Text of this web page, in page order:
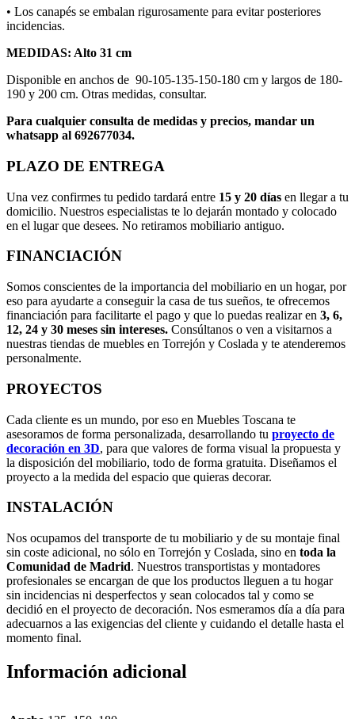
• Los canapés se embalan rigurosamente para evitar posteriores
incidencias.
MEDIDAS: Alto 31 cm
Disponible en anchos de 90-105-135-150-180 cm y largos de 180-
190 y 200 cm. Otras medidas, consultar.
Para cualquier consulta de medidas y precios, mandar un
whatsapp al 692677034.
PLAZO DE ENTREGA
Una vez confirmes tu pedido tardará entre 15 y 20 días en llegar a tu
domicilio. Nuestros especialistas te lo dejarán montado y colocado
en el lugar que desees. No retiramos mobiliario antiguo.
FINANCIACIÓN
Somos conscientes de la importancia del mobiliario en un hogar, por
eso para ayudarte a conseguir la casa de tus sueños, te ofrecemos
financiación para facilitarte el pago y que lo puedas realizar en 3, 6,
12, 24 y 30 meses sin intereses. Consúltanos o ven a visitarnos a
nuestras tiendas de muebles en Torrejón y Coslada y te atenderemos
personalmente.
PROYECTOS
Cada cliente es un mundo, por eso en Muebles Toscana te
asesoramos de forma personalizada, desarrollando tu proyecto de
decoración en 3D, para que valores de forma visual la propuesta y
la disposición del mobiliario, todo de forma gratuita. Diseñamos el
proyecto a la medida del espacio que quieras decorar.
INSTALACIÓN
Nos ocupamos del transporte de tu mobiliario y de su montaje final
sin coste adicional, no sólo en Torrejón y Coslada, sino en toda la
Comunidad de Madrid. Nuestros transportistas y montadores
profesionales se encargan de que los productos lleguen a tu hogar
sin incidencias ni desperfectos y sean colocados tal y como se
decidió en el proyecto de decoración. Nos esmeramos día a día para
adecuarnos a las exigencias del cliente y cuidando el detalle hasta el
momento final.
Información adicional